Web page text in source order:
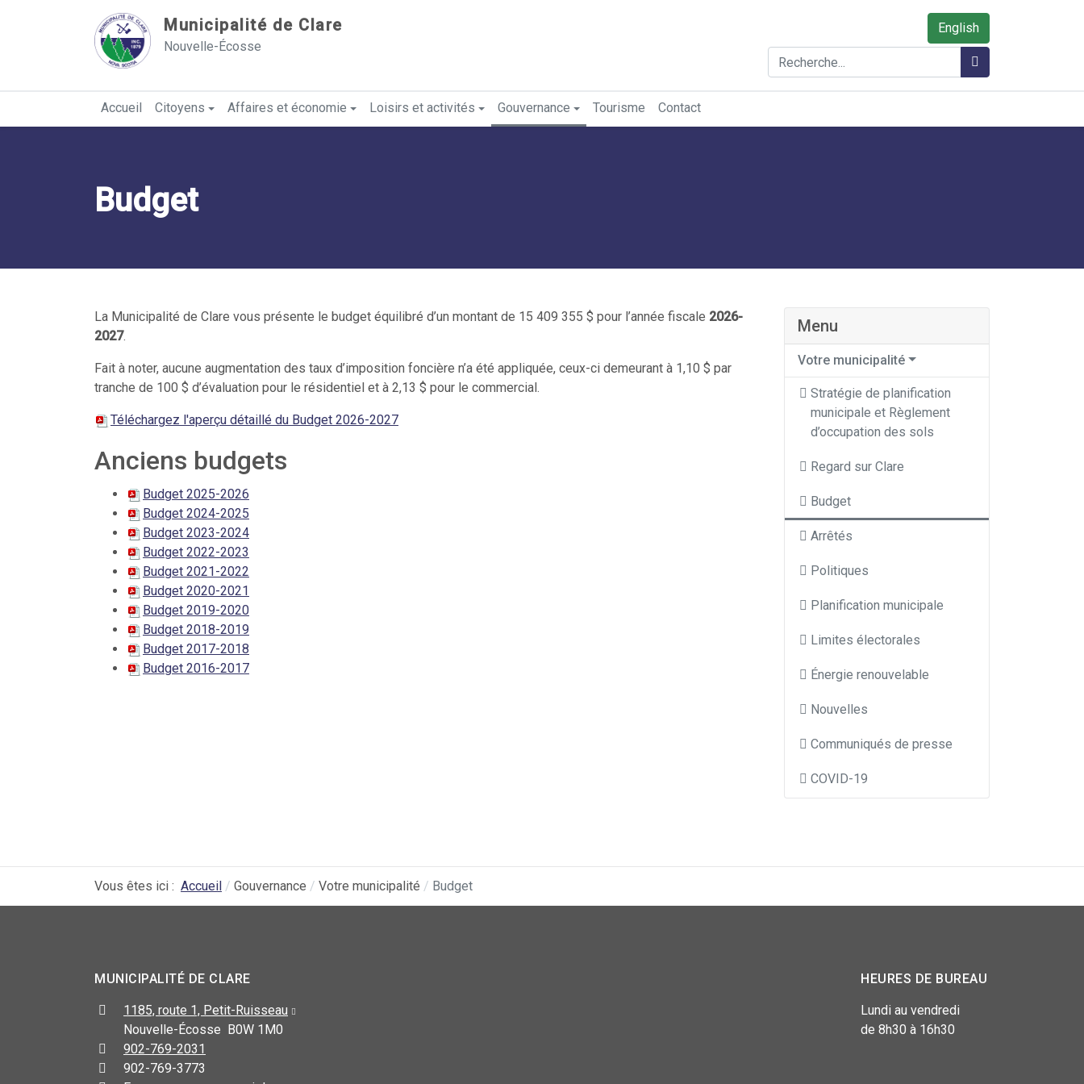
Municipalité de Clare
Nouvelle-Écosse
English
Rechercher
Accueil Citoyens Affaires et économie Loisirs et activités Gouvernance Tourisme Contact
Budget
La Municipalité de Clare vous présente le budget équilibré d’un montant de 15 409 355 $ pour l’année fiscale 2026-
2027.
Fait à noter, aucune augmentation des taux d’imposition foncière n’a été appliquée, ceux-ci demeurant à 1,10 $ par
tranche de 100 $ d’évaluation pour le résidentiel et à 2,13 $ pour le commercial.
Téléchargez l'aperçu détaillé du Budget 2026-2027
Anciens budgets
Budget 2025-2026
Budget 2024-2025
Budget 2023-2024
Budget 2022-2023
Budget 2021-2022
Budget 2020-2021
Budget 2019-2020
Budget 2018-2019
Budget 2017-2018
Budget 2016-2017
Menu
Votre municipalité
Stratégie de planification
municipale et Règlement
d’occupation des sols
Regard sur Clare
Budget
Arrêtés
Politiques
Planification municipale
Limites électorales
Énergie renouvelable
Nouvelles
Communiqués de presse
COVID-19
Vous êtes ici : Accueil Gouvernance Votre municipalité Budget
MUNICIPALITÉ DE CLARE
1185, route 1, Petit-Ruisseau
Nouvelle-Écosse B0W 1M0
902-769-2031
902-769-3773
HEURES DE BUREAU
Lundi au vendredi
de 8h30 à 16h30